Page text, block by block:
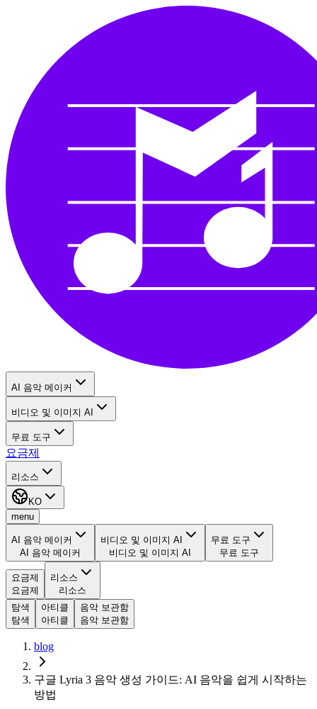
AI 음악 메이커
비디오 및 이미지 AI
무료 도구
요금제
리소스
KO
menu
AI 음악 메이커
AI 음악 메이커
비디오 및 이미지 AI
비디오 및 이미지 AI
무료 도구
무료 도구
요금제
요금제
리소스
리소스
탐색
탐색
아티클
아티클
음악 보관함
음악 보관함
blog
구글 Lyria 3 음악 생성 가이드: AI 음악을 쉽게 시작하는
방법